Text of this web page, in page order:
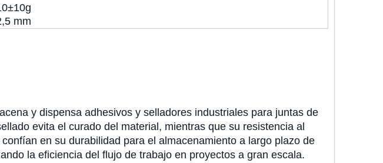
mm
y dispensa adhesivos y selladores industriales para juntas de
evita el curado del material, mientras que su resistencia al
en su durabilidad para el almacenamiento a largo plazo de
la eficiencia del flujo de trabajo en proyectos a gran escala.